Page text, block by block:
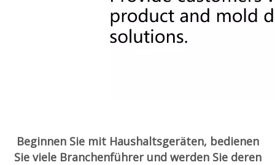
Beginnen Sie mit Haushaltsgeräten, bedienen
Sie viele Branchenführer und werden Sie deren